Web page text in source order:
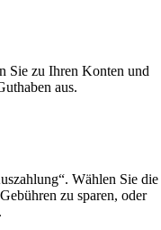
Sie zu Ihren Konten und
aus.
Wählen Sie die
zu sparen, oder